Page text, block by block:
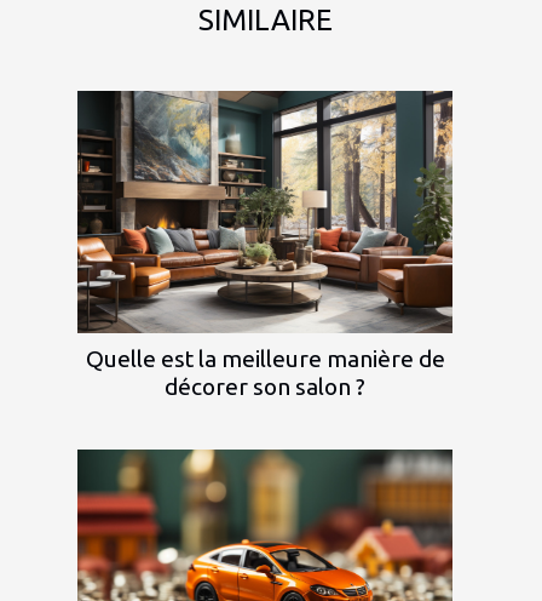
SIMILAIRE
Quelle est la meilleure manière de
décorer son salon ?